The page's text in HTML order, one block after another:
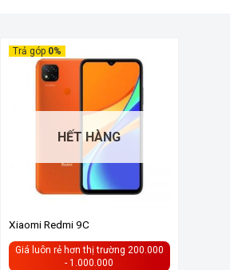
Trả góp 0%
HẾT HÀNG
Xiaomi Redmi 9C
Giá luôn rẻ hơn thị trường 200.000
- 1.000.000